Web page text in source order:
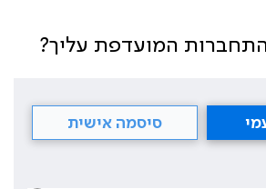
המועדפת עליך?
סיסמה אישית